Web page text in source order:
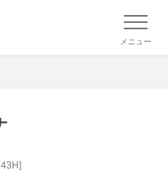
メニュー